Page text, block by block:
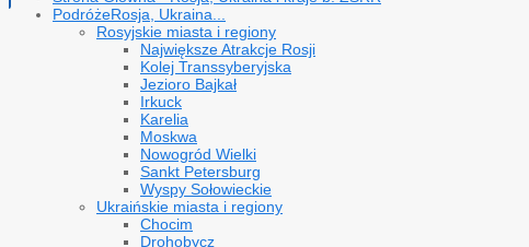
PodróżeRosja, Ukraina...
Rosyjskie miasta i regiony
Największe Atrakcje Rosji
Kolej Transsyberyjska
Jezioro Bajkał
Irkuck
Karelia
Moskwa
Nowogród Wielki
Sankt Petersburg
Wyspy Sołowieckie
Ukraińskie miasta i regiony
Chocim
Drohobycz